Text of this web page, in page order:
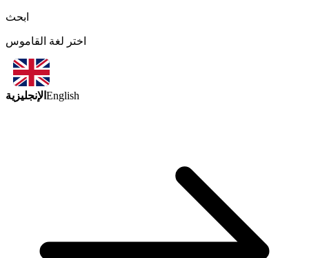
ابحث
اختر لغة القاموس
الإنجليزية English